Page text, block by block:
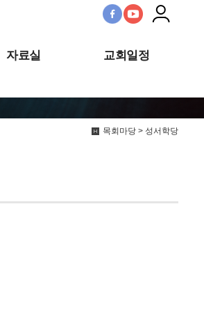
자료실 교회일정
목회마당 > 성서학당